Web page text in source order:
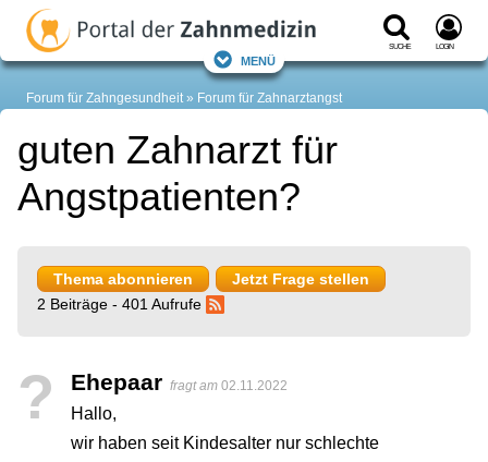
Suche Login
Menü
Forum für Zahngesundheit Forum für Zahnarztangst
guten Zahnarzt für
Angstpatienten?
Thema abonnieren
Jetzt Frage stellen
2 Beiträge - 401 Aufrufe
? Ehepaar fragt am 02.11.2022
Hallo,
wir haben seit Kindesalter nur schlechte